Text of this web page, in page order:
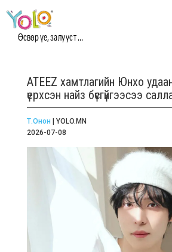
Өсвөр үе, залууст ...
ATEEZ хамтлагийн Юнхо
үерхсэн найз бүсгүйгээсээ
Т.Онон | YOLO.MN
2026-07-08